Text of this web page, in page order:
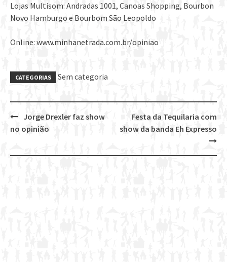
Lojas Multisom: Andradas 1001, Canoas Shopping, Bourbon
Novo Hamburgo e Bourbom São Leopoldo
Online: www.minhanetrada.com.br/opiniao
CATEGORIAS Sem categoria
Post
Festa da Tequilaria com
show da banda Eh Expresso
Jorge Drexler faz show
no opinião